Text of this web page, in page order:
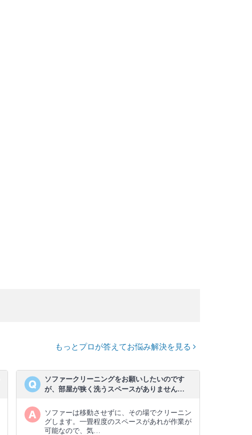
もっとプロが答えてお悩み解決を見る
ソファークリーニングをお願いしたいのです
が、部屋が狭く洗うスペースがありません…
ソファーは移動させずに、その場でクリーニン
グします。一畳程度のスペースがあれが作業が
可能なので、気…